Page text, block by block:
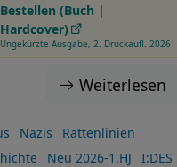
Bestellen (Buch |
Hardcover)
Ungekürzte Ausgabe, 2. Druckaufl. 2026
Weiterlesen
Nazis
Rattenlinien
Neu 2026-1.HJ
I:DES